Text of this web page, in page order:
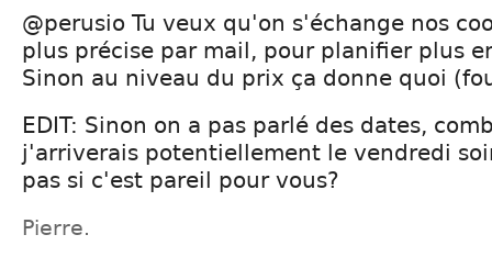
@perusio Tu veux qu'on s'échange nos
plus précise par mail, pour planifier plus
Sinon au niveau du prix ça donne quoi
EDIT: Sinon on a pas parlé des dates,
j'arriverais potentiellement le vendredi
pas si c'est pareil pour vous?
Pierre.